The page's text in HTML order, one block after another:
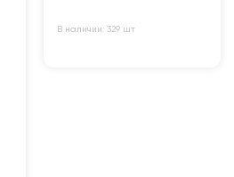
В наличии: 329 шт